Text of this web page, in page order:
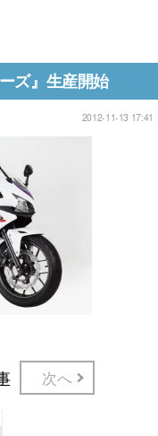
ズ』生産開始
2012-11-13 17:41
次へ